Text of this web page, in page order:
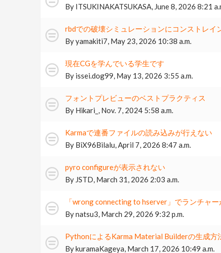
By ITSUKINAKATSUKASA, June 8, 2026 8:21
rbdでの破壊シミュレーションにコンストレ
Byyamakiti7, May 23, 2026 10:38 a.m.
現在CGを学んでいる学生です
By issei.dog99, May 13, 2026 3:55 a.m.
フォントプレビューのベストプラクティス
By Hikari_ , Nov. 7, 2024 5:58 a.m.
Karmaで連番ファイルの読み込みが行えない
By BiX96Bilalu,April 7, 2026 8:47 a.m.
pyro configureが表示されない
By JSTD, March 31, 2026 2:03 a.m.
「wrong connecting to hserver」でランチャ
Bynatsu3, March 29, 2026 9:32 p.m.
PythonによるKarma Material Builderの生成方
BykuramaKageya, March 17, 2026 10:49 a.m.